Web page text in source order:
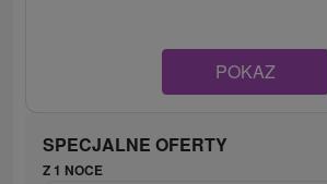
POKAZ
SPECJALNE OFERTY
Z 1 NOCE